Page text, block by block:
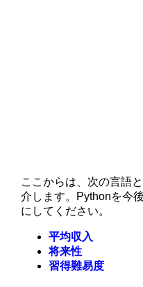
ここからは、次の言語
介します。Pythonを今
にしてください。
平均収入
将来性
習得難易度